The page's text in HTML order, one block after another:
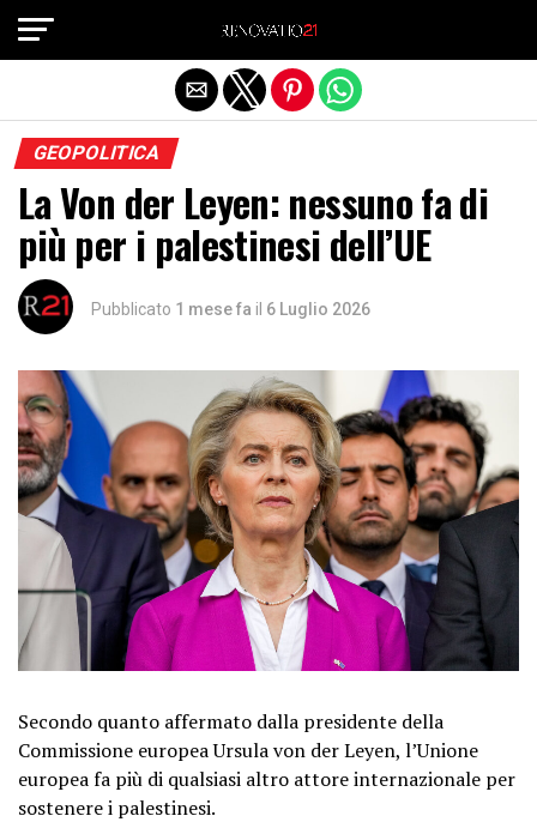
GEOPOLITICA
La Von der Leyen: nessuno fa di
più per i palestinesi dell’UE
Pubblicato 1 mese fa il 6 Luglio 2026
Secondo quanto affermato dalla presidente della
Commissione europea Ursula von der Leyen, l’Unione
europea fa più di qualsiasi altro attore internazionale per
sostenere i palestinesi.
Exit mobile version